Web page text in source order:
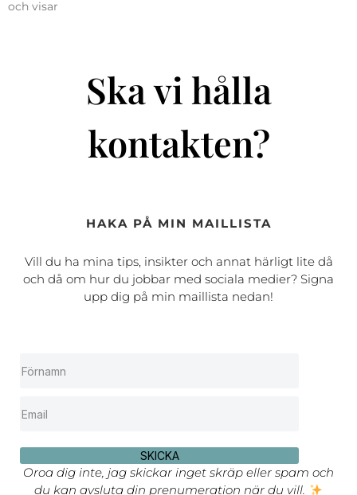
och visar
Ska vi hålla
kontakten?
HAKA PÅ MIN MAILLISTA
Vill du ha mina tips, insikter och annat härligt lite då
och då om hur du jobbar med sociala medier? Signa
upp dig på min maillista nedan!
SKICKA
Oroa dig inte, jag skickar inget skräp eller spam och
du kan avsluta din prenumeration när du vill.